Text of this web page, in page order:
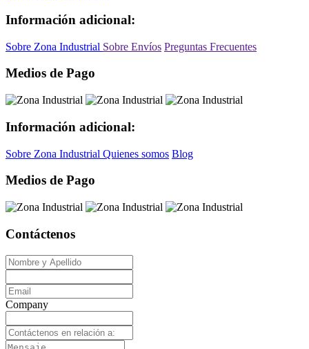
Información adicional:
Sobre Zona Industrial Sobre Envíos Preguntas Frecuentes
Medios de Pago
Información adicional:
Sobre Zona Industrial Quienes somos Blog
Medios de Pago
Contáctenos
Company